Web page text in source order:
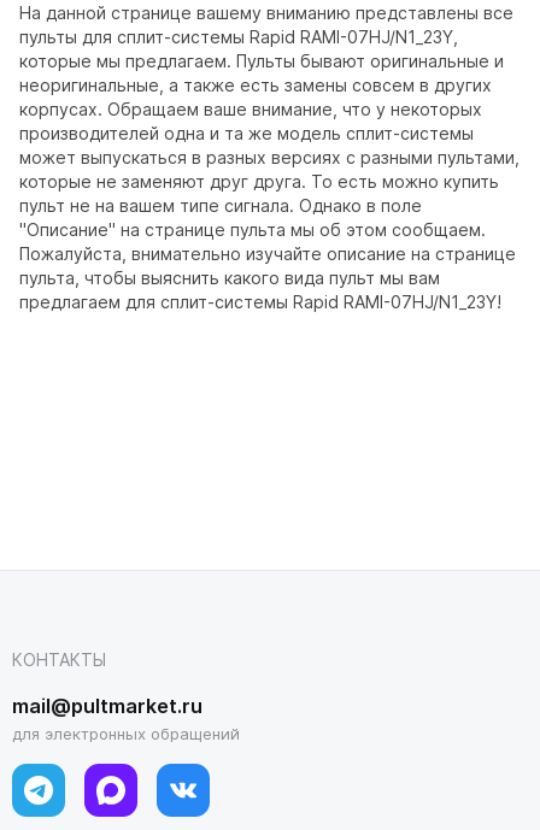
На данной странице вашему вниманию представлены все
пульты для сплит-системы Rapid RAMI-07HJ/N1_23Y,
которые мы предлагаем. Пульты бывают оригинальные и
неоригинальные, а также есть замены совсем в других
корпусах. Обращаем ваше внимание, что у некоторых
производителей одна и та же модель сплит-системы
может выпускаться в разных версиях с разными пультами,
которые не заменяют друг друга. То есть можно купить
пульт не на вашем типе сигнала. Однако в поле
"Описание" на странице пульта мы об этом сообщаем.
Пожалуйста, внимательно изучайте описание на странице
пульта, чтобы выяснить какого вида пульт мы вам
предлагаем для сплит-системы Rapid RAMI-07HJ/N1_23Y!
КОНТАКТЫ
mail@pultmarket.ru
для электронных обращений